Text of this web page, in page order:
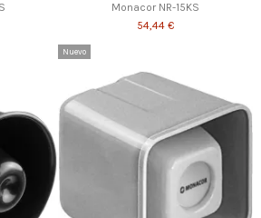
Monacor NR-15KS
54,44 €
Nuevo